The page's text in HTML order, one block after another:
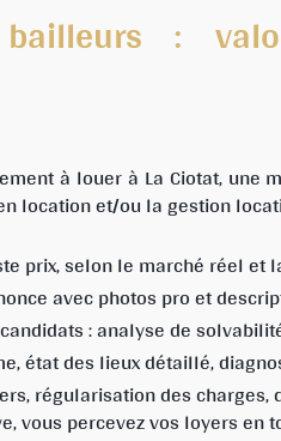
bailleurs :
à louer à La Ciotat, une
location et/ou la gestion
prix, selon le marché réel et
avec photos pro et
: analyse de
état des lieux détaillé,
régularisation des
vous percevez vos loyers en